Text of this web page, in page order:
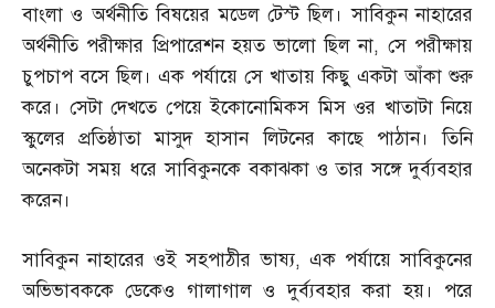
বাংলা ও অর্থনীতি বিষয়ের মডেল টেস্ট ছিল। সাবিকুন নাহারের
অর্থনীতি পরীক্ষার প্রিপারেশন হয়ত ভালো ছিল না, সে পরীক্ষায়
চুপচাপ বসে ছিল। এক পর্যায়ে সে খাতায় কিছু একটা আঁকা শুরু
করে। সেটা দেখতে পেয়ে ইকোনোমিকস মিস ওর খাতাটা নিয়ে
স্কুলের প্রতিষ্ঠাতা মাসুদ হাসান লিটনের কাছে পাঠান। তিনি
অনেকটা সময় ধরে সাবিকুনকে বকাঝকা ও তার সঙ্গে দুর্ব্যবহার
করেন।
সাবিকুন নাহারের ওই সহপাঠীর ভাষ্য, এক পর্যায়ে সাবিকুনের
অভিভাবককে ডেকেও গালাগাল ও দুর্ব্যবহার করা হয়। পরে